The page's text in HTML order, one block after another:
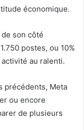
économique.
son côté
postes, ou 10%
au ralenti.
précédents, Meta
ou encore
de plusieurs